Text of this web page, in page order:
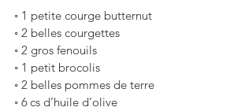
◦ 1 petite courge butternut
◦ 2 belles courgettes
◦ 2 gros fenouils
◦ 1 petit brocolis
◦ 2 belles pommes de terre
◦ 6 cs d’huile d’olive